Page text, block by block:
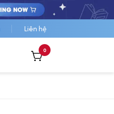
Liên hệ
0